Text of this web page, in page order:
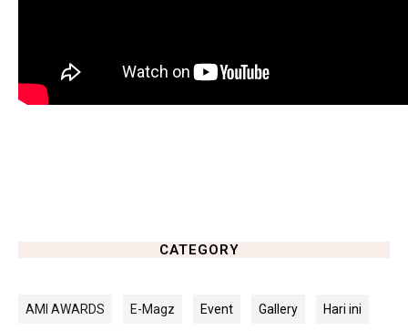
CATEGORY
AMI AWARDS E-Magz Event Gallery Hari ini